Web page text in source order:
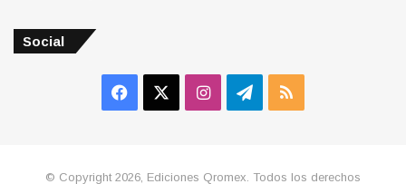
Social
Facebook InstagramTelegram
RSS
© Copyright 2026, Ediciones Qromex. Todos los derechos